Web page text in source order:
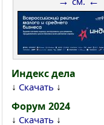
Индекс дела
↓ Скачать ↓
Форум 2024
↓ Скачать ↓